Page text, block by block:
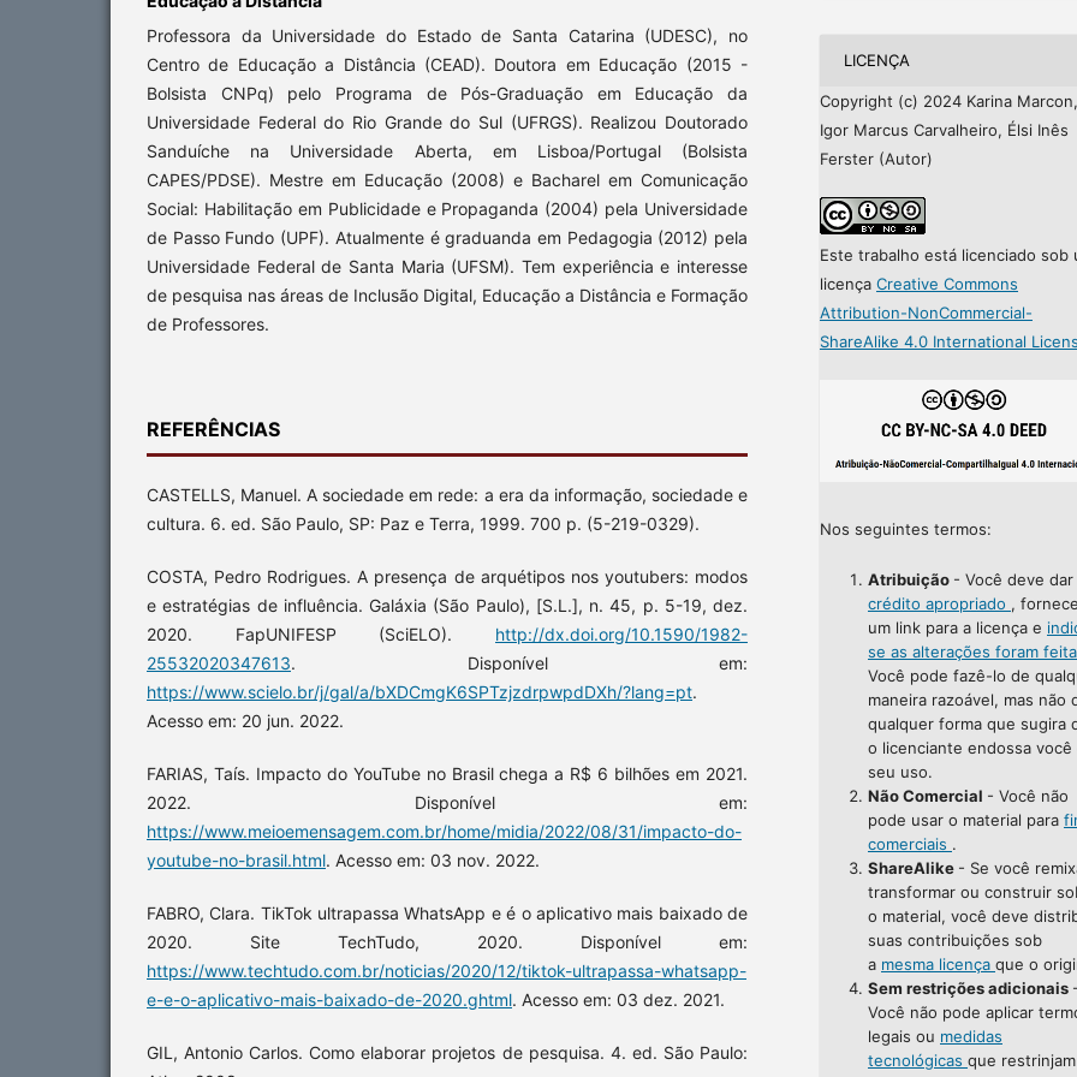
Professora da Universidade do Estado de Santa Catarina (UDESC), no
Centro de Educação a Distância (CEAD). Doutora em Educação (2015 -
Bolsista CNPq) pelo Programa de Pós-Graduação em Educação da
Universidade Federal do Rio Grande do Sul (UFRGS). Realizou Doutorado
Sanduíche na Universidade Aberta, em Lisboa/Portugal (Bolsista
CAPES/PDSE). Mestre em Educação (2008) e Bacharel em Comunicação
Social: Habilitação em Publicidade e Propaganda (2004) pela Universidade
de Passo Fundo (UPF). Atualmente é graduanda em Pedagogia (2012) pela
Universidade Federal de Santa Maria (UFSM). Tem experiência e interesse
de pesquisa nas áreas de Inclusão Digital, Educação a Distância e Formação
de Professores.
REFERÊNCIAS
CASTELLS, Manuel. A sociedade em rede: a era da informação, sociedade e
cultura. 6. ed. São Paulo, SP: Paz e Terra, 1999. 700 p. (5-219-0329).
COSTA, Pedro Rodrigues. A presença de arquétipos nos youtubers: modos
e estratégias de influência. Galáxia (São Paulo), [S.L.], n. 45, p. 5-19, dez.
2020. FapUNIFESP (SciELO). http://dx.doi.org/10.1590/1982-
25532020347613. Disponível em:
https://www.scielo.br/j/gal/a/bXDCmgK6SPTzjzdrpwpdDXh/?lang=pt.
Acesso em: 20 jun. 2022.
FARIAS, Taís. Impacto do YouTube no Brasil chega a R$ 6 bilhões em 2021.
2022. Disponível em:
https://www.meioemensagem.com.br/home/midia/2022/08/31/impacto-do-
youtube-no-brasil.html. Acesso em: 03 nov. 2022.
FABRO, Clara. TikTok ultrapassa WhatsApp e é o aplicativo mais baixado de
2020. Site TechTudo, 2020. Disponível em:
https://www.techtudo.com.br/noticias/2020/12/tiktok-ultrapassa-whatsapp-
e-e-o-aplicativo-mais-baixado-de-2020.ghtml. Acesso em: 03 dez. 2021.
GIL, Antonio Carlos. Como elaborar projetos de pesquisa. 4. ed. São Paulo:
LICENÇA
Copyright (c) 2024 Karina Marcon,
Igor Marcus Carvalheiro, Élsi Inês
Ferster (Autor)
Este trabalho está licenciado sob
licença Creative Commons
Attribution-NonCommercial-
ShareAlike 4.0 International
Nos seguintes termos:
Atribuição - Você deve dar
crédito apropriado ,
um link para a licença e
se as alterações foram
Você pode fazê-lo de
maneira razoável, mas não
qualquer forma que sugira
o licenciante endossa você
seu uso.
Não Comercial - Você não
pode usar o material para
comerciais .
ShareAlike - Se você
transformar ou construir
o material, você deve
suas contribuições sob
a mesma licença que o
Sem restrições adicionais -
Você não pode aplicar
legais ou medidas
tecnológicas que restrinjam